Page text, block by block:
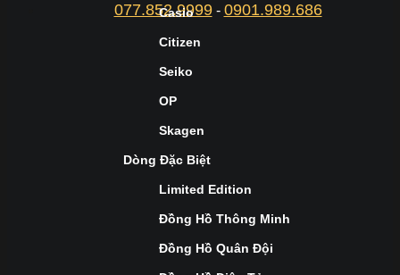
077.852.9999- 0901.989.686
Casio
Citizen
Seiko
OP
Skagen
Dòng Đặc Biệt
Limited Edition
Đồng Hồ Thông Minh
Đồng Hồ Quân Đội